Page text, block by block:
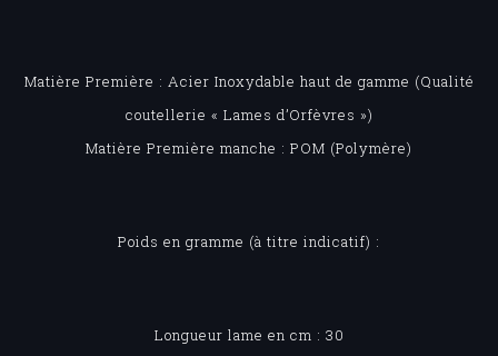
Matière Première : Acier Inoxydable haut de gamme (Qualité
coutellerie « Lames d’Orfèvres »)
Matière Première manche : POM (Polymère)
Poids en gramme (à titre indicatif) :
Longueur lame en cm : 30